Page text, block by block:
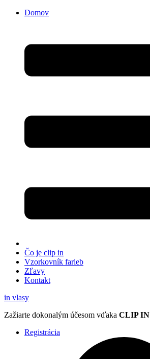
Domov
Čo je clip in
Vzorkovník farieb
Zľavy
Kontakt
in vlasy
Zažiarte dokonalým účesom vďaka CLIP IN
Registrácia